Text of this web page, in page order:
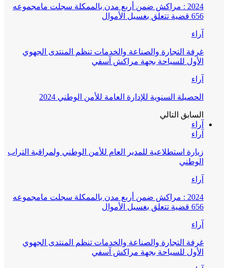
2024 : مراكش ضمن أربع مدن بالممكلة سجلت مامجموعه
656 قضية تتعلق بغسيل الأموال
آراء
غرفة التجارة والصناعة والخدمات تنظم المنتدى الجهوي
الأول للسياحة بجهة مراكش آسفي
آراء
الحصيلة السنوية للإدارة العامة للأمن الوطني 2024
السابق التالي
آراء
آراء
زيارة استطلاعية للمدير العام للأمن الوطني ولمراقبة التراب
الوطني
آراء
2024 : مراكش ضمن أربع مدن بالممكلة سجلت مامجموعه
656 قضية تتعلق بغسيل الأموال
آراء
غرفة التجارة والصناعة والخدمات تنظم المنتدى الجهوي
الأول للسياحة بجهة مراكش آسفي